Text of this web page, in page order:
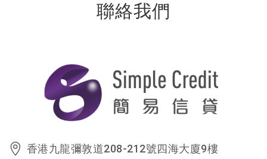
聯絡我們
香港九龍彌敦道208-212號四海大廈9樓